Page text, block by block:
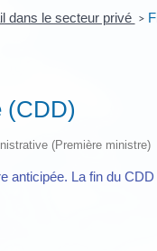
dans le secteur privé >
(CDD)
(Première ministre)
anticipée. La fin du